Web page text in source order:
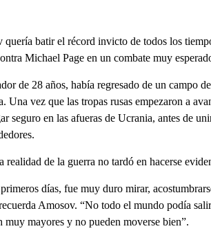
quería batir el récord invicto de todos los
Michael Page en un combate muy
de 28 años, había regresado de un campo
Una vez que las tropas rusas empezaron a
seguro en las afueras de Ucrania, antes de
realidad de la guerra no tardó en hacerse
días, fue muy duro mirar,
Amosov. “No todo el mundo podía
muy mayores y no pueden moverse bien”.